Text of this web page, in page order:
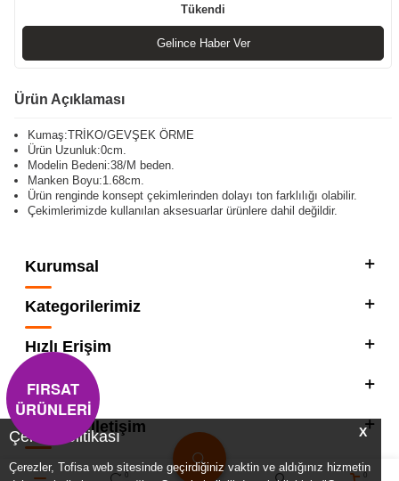
X
Çerez Politikası
Çerezler, Tofisa web sitesinde geçirdiğiniz vaktin ve aldığınız hizmetin
0 0
Tükendi
Gelince Haber Ver
Ürün Açıklaması
Kumaş:TRİKO/GEVŞEK ÖRME
Ürün Uzunluk:0cm.
Modelin Bedeni:38/M beden.
Manken Boyu:1.68cm.
Ürün renginde konsept çekimlerinden dolayı ton farklılığı olabilir.
Çekimlerimizde kullanılan aksesuarlar ürünlere dahil değildir.
Kurumsal
Kategorilerimiz
Hızlı Erişim
Sosyal
Adres & İletişim
FIRSAT
ÜRÜNLERİ